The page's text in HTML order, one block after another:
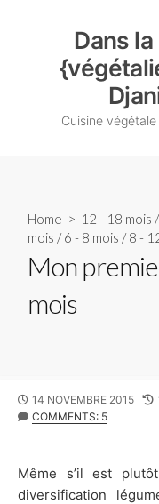
Dans
Cuisine
Home > 12 - 18 mois /
mois /6 - 8 mois /8 -
Mon
mois
PUBLISHED
DATE
14 NOVEMBRE 2015
COMMENTS: 5
Même s’il est
diversification